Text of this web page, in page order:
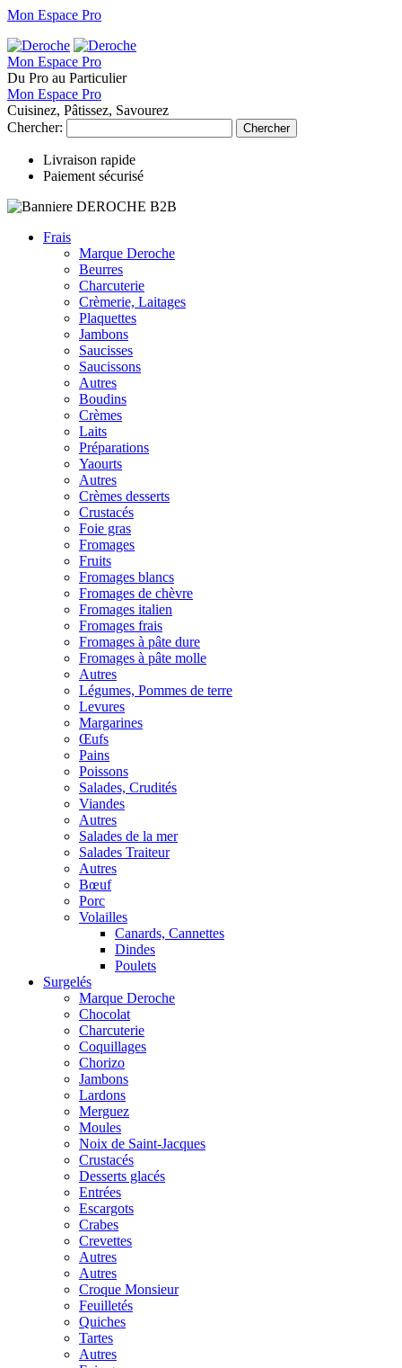
Mon Espace Pro
Mon Espace Pro
Du Pro au Particulier
Mon Espace Pro
Cuisinez, Pâtissez, Savourez
Chercher:
Chercher
Livraison rapide
Paiement sécurisé
Frais
Marque Deroche
Beurres
Charcuterie
Crèmerie, Laitages
Plaquettes
Jambons
Saucisses
Saucissons
Autres
Boudins
Crèmes
Laits
Préparations
Yaourts
Autres
Crèmes desserts
Crustacés
Foie gras
Fromages
Fruits
Fromages blancs
Fromages de chèvre
Fromages italien
Fromages frais
Fromages à pâte dure
Fromages à pâte molle
Autres
Légumes, Pommes de terre
Levures
Margarines
Œufs
Pains
Poissons
Salades, Crudités
Viandes
Autres
Salades de la mer
Salades Traiteur
Autres
Bœuf
Porc
Volailles
Canards, Cannettes
Dindes
Poulets
Surgelés
Marque Deroche
Chocolat
Charcuterie
Coquillages
Chorizo
Jambons
Lardons
Merguez
Moules
Noix de Saint-Jacques
Crustacés
Desserts glacés
Entrées
Escargots
Crabes
Crevettes
Autres
Autres
Croque Monsieur
Feuilletés
Quiches
Tartes
Autres